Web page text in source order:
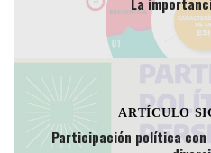
ARTÍCULO
Participación política con